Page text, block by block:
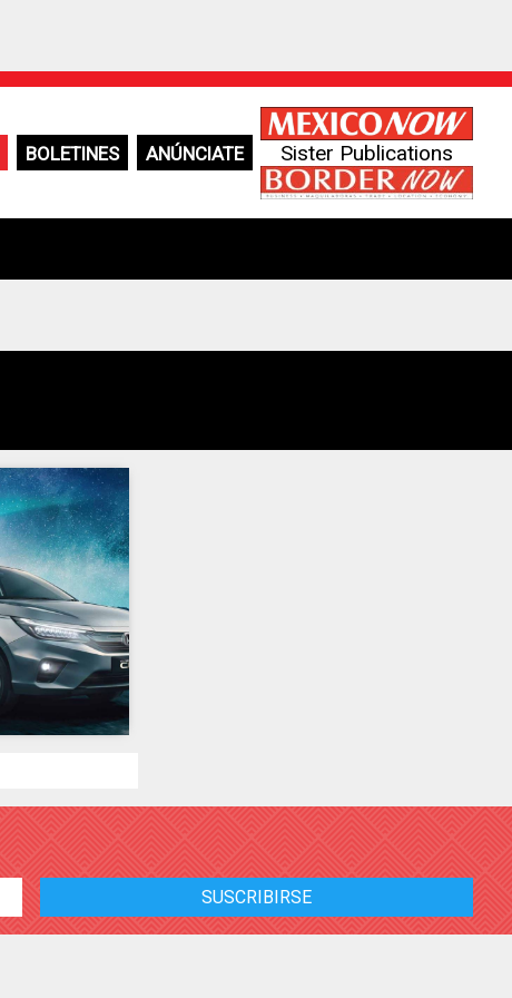
BOLETINES ANÚNCIATE Sister Publications